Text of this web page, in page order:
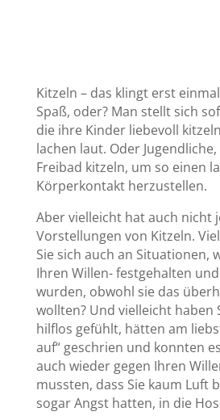
Kitzeln – das klingt erst
Spaß, oder? Man stellt sich
die ihre Kinder liebevoll
lachen laut. Oder
Freibad kitzeln, um so einen
Körperkontakt herzustellen.
Aber vielleicht hat auch nicht
Vorstellungen von Kitzeln.
Sie sich auch an Situationen,
Ihren Willen- festgehalten
wurden, obwohl sie das
wollten? Und vielleicht haben
hilflos gefühlt, hätten am
auf“ geschrien und konnten
auch wieder gegen Ihren
mussten, dass Sie kaum Luft
sogar Angst hatten, in die